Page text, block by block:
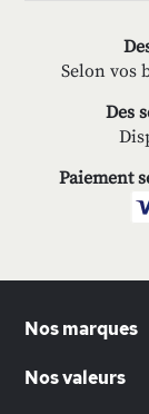
Selon vos
Des
Paiement
Nos marques
Nos valeurs